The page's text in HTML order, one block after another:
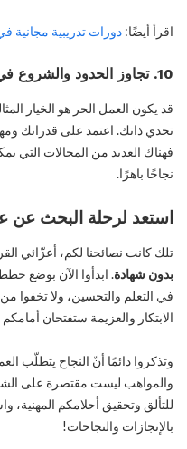
اقرأ أيضًا: دورات تدريبية مجانية في
10. تجاوز الحدود والشروع في العمل الحر
قد يكون العمل الحر هو الخيار
تحدي ذاتك. اعتمد على قدراتك
فهناك العديد من المجالات التي
نجاحًا باهرًا.
استعد لرحلة البحث
تلك كانت نصائحنا لكم، أعزّائي
بدون شهادة. ابدأوا الآن بوضع
في التعلم والتحسين، ولا تخفوا
الابتكار والعزيمة ستفتحان
وتذكروا دائمًا أنّ النجاح يتطلّب
والمواهب ليست مقتصرة على
للتألق وتحقيق أحلامكم
بالإنجازات والنجاحات!